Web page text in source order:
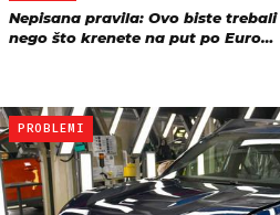
Nepisana pravila: Ovo biste
nego što krenete na put po Euro…
PROBLEMI